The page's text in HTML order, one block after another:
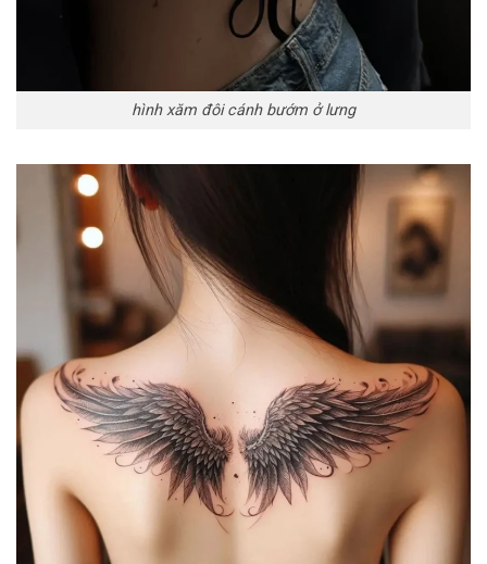
hình xăm đôi cánh bướm ở lưng